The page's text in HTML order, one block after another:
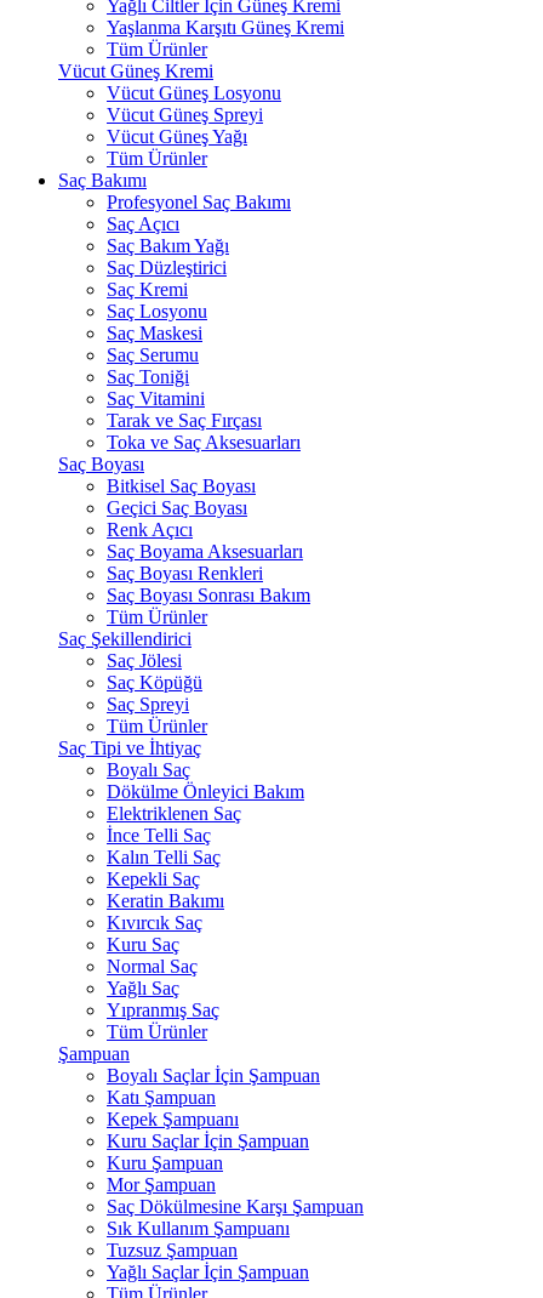
Yağlı Ciltler İçin Güneş Kremi
Yaşlanma Karşıtı Güneş Kremi
Tüm Ürünler
Vücut Güneş Kremi
Vücut Güneş Losyonu
Vücut Güneş Spreyi
Vücut Güneş Yağı
Tüm Ürünler
Saç Bakımı
Profesyonel Saç Bakımı
Saç Açıcı
Saç Bakım Yağı
Saç Düzleştirici
Saç Kremi
Saç Losyonu
Saç Maskesi
Saç Serumu
Saç Toniği
Saç Vitamini
Tarak ve Saç Fırçası
Toka ve Saç Aksesuarları
Saç Boyası
Bitkisel Saç Boyası
Geçici Saç Boyası
Renk Açıcı
Saç Boyama Aksesuarları
Saç Boyası Renkleri
Saç Boyası Sonrası Bakım
Tüm Ürünler
Saç Şekillendirici
Saç Jölesi
Saç Köpüğü
Saç Spreyi
Tüm Ürünler
Saç Tipi ve İhtiyaç
Boyalı Saç
Dökülme Önleyici Bakım
Elektriklenen Saç
İnce Telli Saç
Kalın Telli Saç
Kepekli Saç
Keratin Bakımı
Kıvırcık Saç
Kuru Saç
Normal Saç
Yağlı Saç
Yıpranmış Saç
Tüm Ürünler
Şampuan
Boyalı Saçlar İçin Şampuan
Katı Şampuan
Kepek Şampuanı
Kuru Saçlar İçin Şampuan
Kuru Şampuan
Mor Şampuan
Saç Dökülmesine Karşı Şampuan
Sık Kullanım Şampuanı
Tuzsuz Şampuan
Yağlı Saçlar İçin Şampuan
Tüm Ürünler